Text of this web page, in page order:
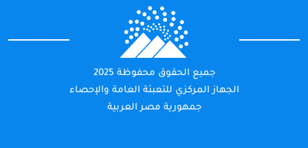
جميع الحقوق محفوظة 2025
الجهاز المركزي للتعبئة العامة والإحصاء
جمهورية مصر العربية